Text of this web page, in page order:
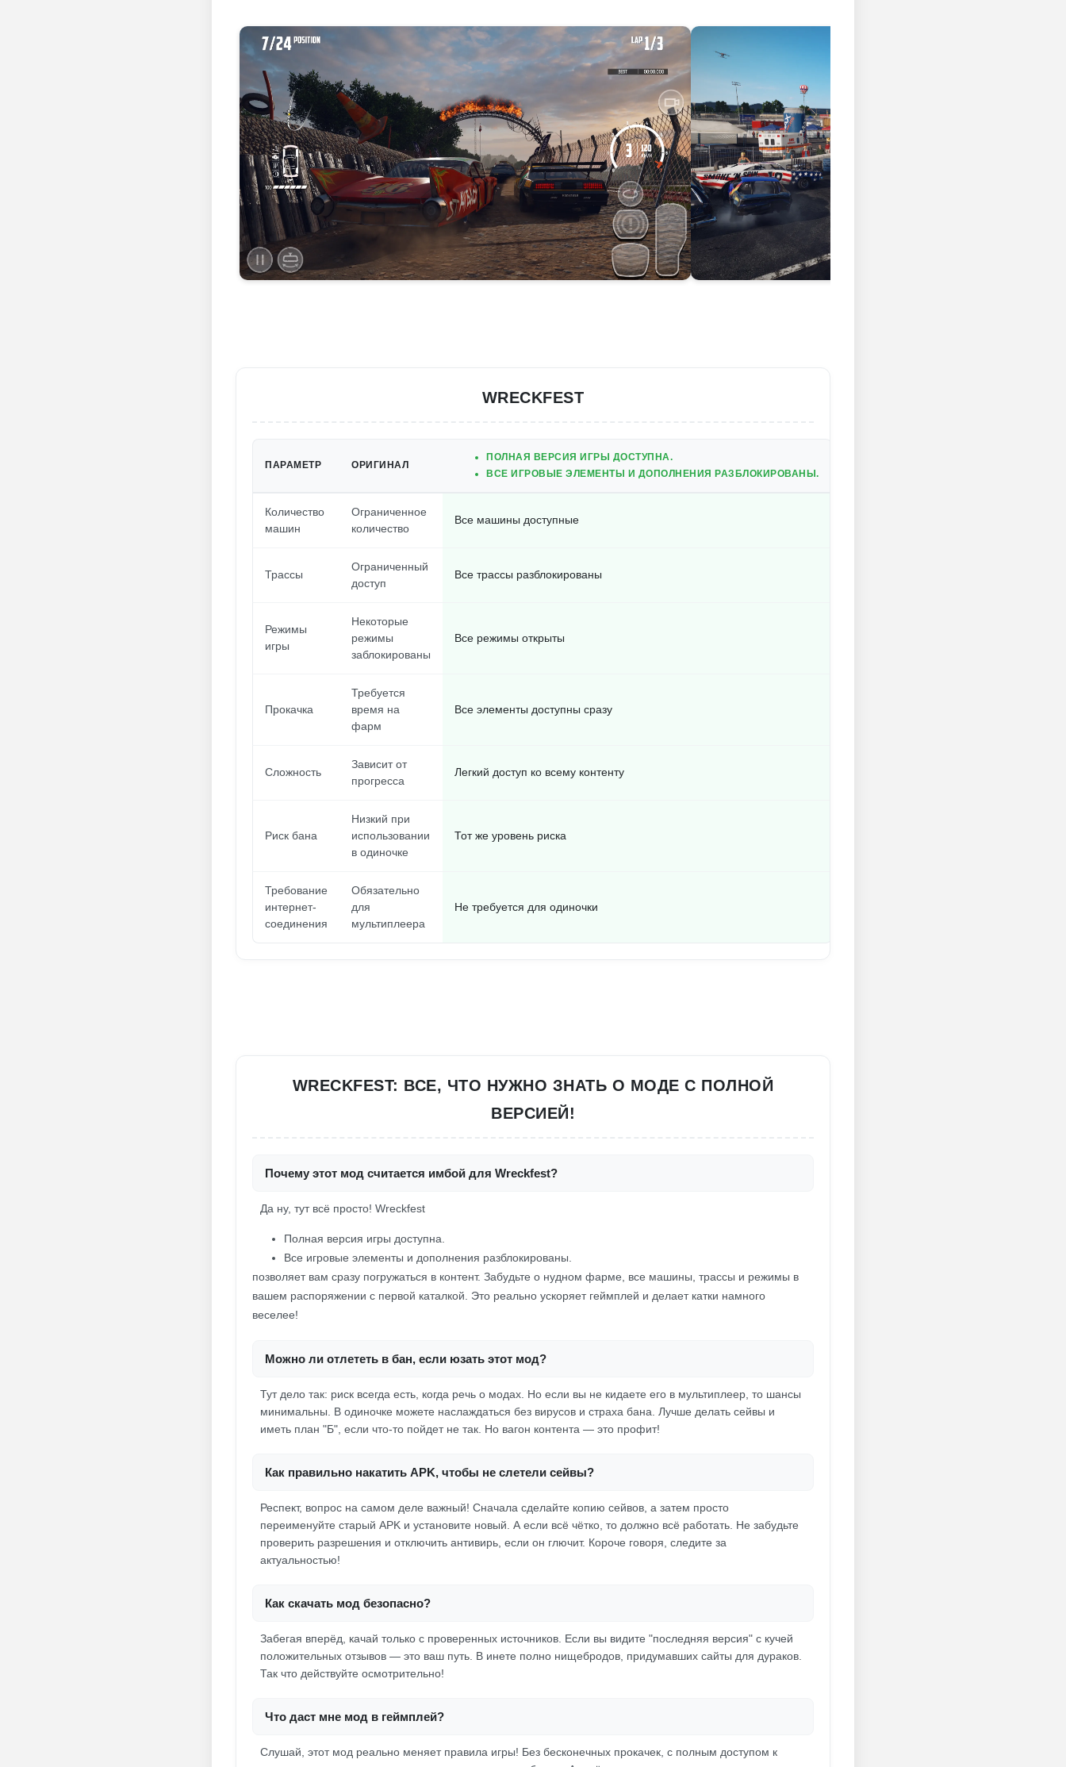
WRECKFEST
ПАРАМЕТР ОРИГИНАЛ
ПОЛНАЯ ВЕРСИЯ ИГРЫ ДОСТУПНА.
ВСЕ ИГРОВЫЕ ЭЛЕМЕНТЫ И ДОПОЛНЕНИЯ РАЗБЛОКИРОВАНЫ.
Количество
машин
Ограниченное
количество
Все машины доступные
Трассы
Ограниченный
доступ
Все трассы разблокированы
Режимы
игры
Некоторые
режимы
заблокированы
Все режимы открыты
Прокачка
Требуется
время на
фарм
Все элементы доступны сразу
Сложность
Зависит от
прогресса
Легкий доступ ко всему контенту
Риск бана
Низкий при
использовании
в одиночке
Тот же уровень риска
Требование
интернет-
соединения
Обязательно
для
мультиплеера
Не требуется для одиночки
WRECKFEST: ВСЕ, ЧТО НУЖНО ЗНАТЬ О МОДЕ С ПОЛНОЙ
ВЕРСИЕЙ!
Почему этот мод считается имбой для Wreckfest?
Да ну, тут всё просто! Wreckfest
Полная версия игры доступна.
Все игровые элементы и дополнения разблокированы.
позволяет вам сразу погружаться в контент. Забудьте о нудном фарме, все машины, трассы и режимы в
вашем распоряжении с первой каталкой. Это реально ускоряет геймплей и делает катки намного
веселее!
Можно ли отлететь в бан, если юзать этот мод?
Тут дело так: риск всегда есть, когда речь о модах. Но если вы не кидаете его в мультиплеер, то шансы
минимальны. В одиночке можете наслаждаться без вирусов и страха бана. Лучше делать сейвы и
иметь план "Б", если что-то пойдет не так. Но вагон контента — это профит!
Как правильно накатить APK, чтобы не слетели сейвы?
Респект, вопрос на самом деле важный! Сначала сделайте копию сейвов, а затем просто
переименуйте старый APK и установите новый. А если всё чётко, то должно всё работать. Не забудьте
проверить разрешения и отключить антивирь, если он глючит. Короче говоря, следите за
актуальностью!
Как скачать мод безопасно?
Забегая вперёд, качай только с проверенных источников. Если вы видите "последняя версия" с кучей
положительных отзывов — это ваш путь. В инете полно нищебродов, придумавших сайты для дураков.
Так что действуйте осмотрительно!
Что даст мне мод в геймплей?
Слушай, этот мод реально меняет правила игры! Без бесконечных прокачек, с полным доступом к